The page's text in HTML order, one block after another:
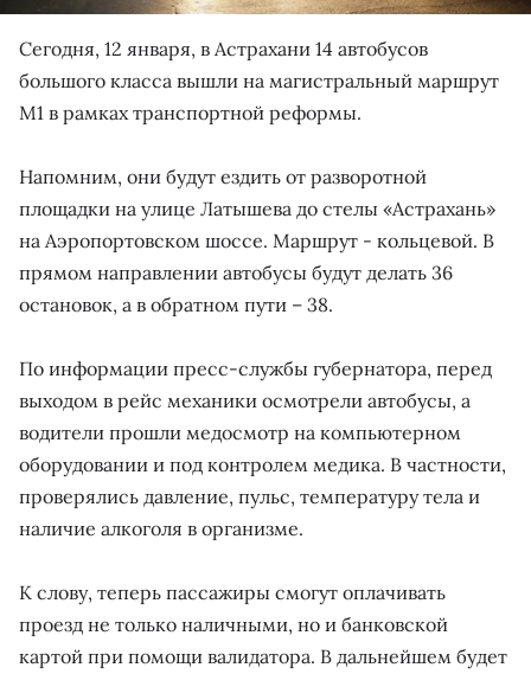
Сегодня, 12 января, в Астрахани 14 автобусов
большого класса вышли на магистральный маршрут
М1 в рамках транспортной реформы.
Напомним, они будут ездить от разворотной
площадки на улице Латышева до стелы «Астрахань»
на Аэропортовском шоссе. Маршрут - кольцевой. В
прямом направлении автобусы будут делать 36
остановок, а в обратном пути – 38.
По информации пресс-службы губернатора, перед
выходом в рейс механики осмотрели автобусы, а
водители прошли медосмотр на компьютерном
оборудовании и под контролем медика. В частности,
проверялись давление, пульс, температуру тела и
наличие алкоголя в организме.
К слову, теперь пассажиры смогут оплачивать
проезд не только наличными, но и банковской
картой при помощи валидатора. В дальнейшем будет